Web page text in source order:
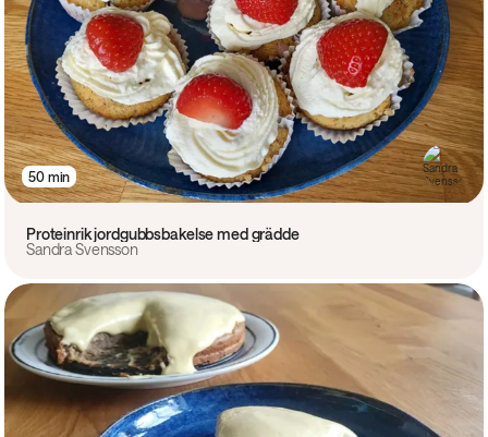
50 min
Proteinrik jordgubbsbakelse med grädde
Sandra Svensson